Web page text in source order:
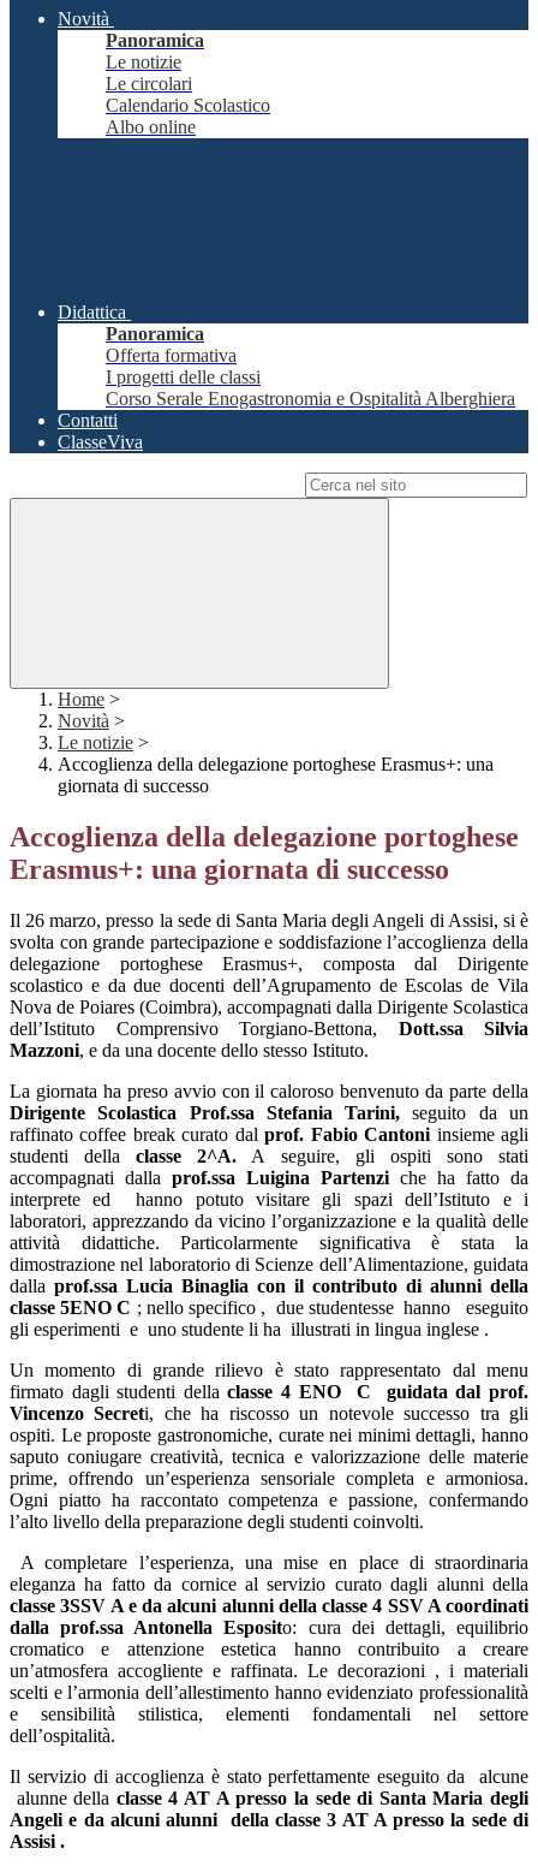
Novità
Panoramica
Le notizie
Le circolari
Calendario Scolastico
Albo online
Didattica
Panoramica
Offerta formativa
I progetti delle classi
Corso Serale Enogastronomia e Ospitalità Alberghiera
Contatti
ClasseViva
Home >
Novità >
Le notizie >
Accoglienza della delegazione portoghese Erasmus+: una
giornata di successo
Accoglienza della delegazione portoghese
Erasmus+: una giornata di successo
Il 26 marzo, presso la sede di Santa Maria degli Angeli di Assisi, si è
svolta con grande partecipazione e soddisfazione l’accoglienza della
delegazione portoghese Erasmus+, composta dal Dirigente
scolastico e da due docenti dell’Agrupamento de Escolas de Vila
Nova de Poiares (Coimbra), accompagnati dalla Dirigente Scolastica
dell’Istituto Comprensivo Torgiano-Bettona, Dott.ssa Silvia
Mazzoni, e da una docente dello stesso Istituto.
La giornata ha preso avvio con il caloroso benvenuto da parte della
Dirigente Scolastica Prof.ssa Stefania Tarini, seguito da un
raffinato coffee break curato dalprof. Fabio Cantoni insieme agli
studenti dellaclasse 2^A. A seguire, gli ospiti sono stati
accompagnati dalla prof.ssa Luigina Partenzi che ha fatto da
interprete ed
hanno potuto visitare gli spazi dell’Istituto e i
laboratori, apprezzando da vicino l’organizzazione e la qualità delle
attività didattiche. Particolarmente significativa è stata la
dimostrazione nel laboratorio di Scienze dell’Alimentazione, guidata
dalla prof.ssa Lucia Binaglia con il contributo di alunni della
classe 5ENO C ; nello specifico , due studentesse hanno
eseguito
gli esperimenti e uno studente li ha illustrati in lingua inglese .
Un momento di grande rilievo è stato rappresentato dal menu
firmato dagli studenti dellaclasse 4 ENO C
guidata dal prof.
Vincenzo Secreti, che ha riscosso un notevole successo tra gli
ospiti. Le proposte gastronomiche, curate nei minimi dettagli, hanno
saputo coniugare creatività, tecnica e valorizzazione delle materie
prime, offrendo un’esperienza sensoriale completa e armoniosa.
Ogni piatto ha raccontato competenza e passione, confermando
l’alto livello della preparazione degli studenti coinvolti.
A completare l’esperienza, una mise en place di straordinaria
eleganza ha fatto da cornice al servizio curato dagli alunni della
classe 3SSV A e da alcuni alunni della classe 4 SSV A coordinati
dalla prof.ssa Antonella Esposito: cura dei dettagli, equilibrio
cromatico e attenzione estetica hanno contribuito a creare
un’atmosfera accogliente e raffinata. Le decorazioni , i materiali
scelti e l’armonia dell’allestimento hanno evidenziato professionalità
e sensibilità stilistica, elementi fondamentali nel settore
dell’ospitalità.
Il servizio di accoglienza è stato perfettamente eseguito da
alcune
alunne della classe 4 AT A presso la sede di Santa Maria degli
Angeli e da alcuni alunni
della classe 3 AT A presso la sede di
Assisi .